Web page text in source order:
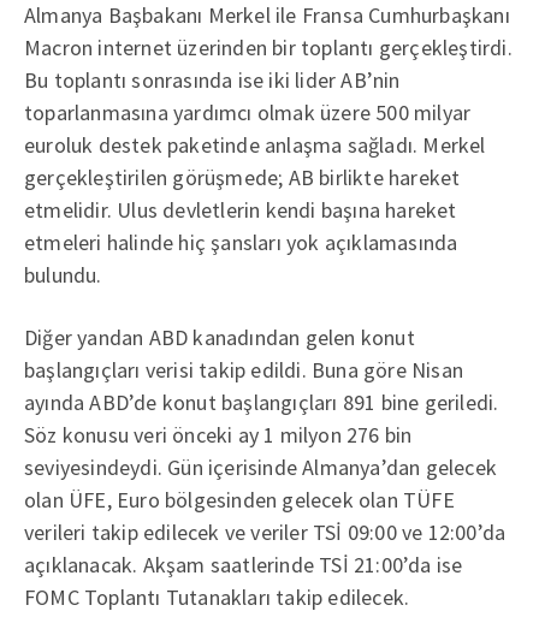
Almanya Başbakanı Merkel ile Fransa Cumhurbaşkanı
Macron internet üzerinden bir toplantı gerçekleştirdi.
Bu toplantı sonrasında ise iki lider AB’nin
toparlanmasına yardımcı olmak üzere 500 milyar
euroluk destek paketinde anlaşma sağladı. Merkel
gerçekleştirilen görüşmede; AB birlikte hareket
etmelidir. Ulus devletlerin kendi başına hareket
etmeleri halinde hiç şansları yok açıklamasında
bulundu.
Diğer yandan ABD kanadından gelen konut
başlangıçları verisi takip edildi. Buna göre Nisan
ayında ABD’de konut başlangıçları 891 bine geriledi.
Söz konusu veri önceki ay 1 milyon 276 bin
seviyesindeydi. Gün içerisinde Almanya’dan gelecek
olan ÜFE, Euro bölgesinden gelecek olan TÜFE
verileri takip edilecek ve veriler TSİ 09:00 ve 12:00’da
açıklanacak. Akşam saatlerinde TSİ 21:00’da ise
FOMC Toplantı Tutanakları takip edilecek.